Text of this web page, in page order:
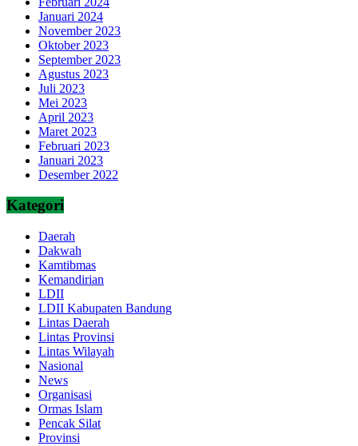
Januari 2024
November 2023
Oktober 2023
September 2023
Agustus 2023
Juli 2023
Mei 2023
April 2023
Maret 2023
Februari 2023
Januari 2023
Desember 2022
Kategori
Daerah
Dakwah
Kamtibmas
Kemandirian
LDII
LDII Kabupaten Bandung
Lintas Daerah
Lintas Provinsi
Lintas Wilayah
Nasional
News
Organisasi
Ormas Islam
Pencak Silat
Provinsi